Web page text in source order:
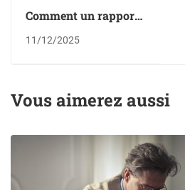
Comment un rapport
hebdomadaire peut
11/12/2025
Vous aimerez aussi